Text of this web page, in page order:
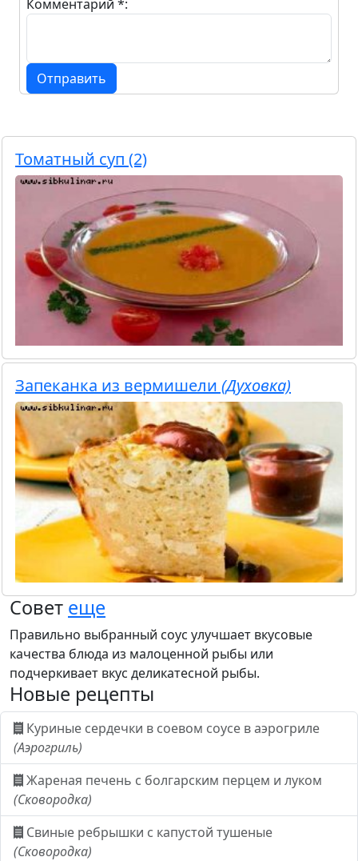
Комментарий *:
Отправить
Томатный суп (2)
Запеканка из вермишели (Духовка)
Совет еще
Правильно выбранный соус улучшает вкусовые
качества блюда из малоценной рыбы или
подчеркивает вкус деликатесной рыбы.
Новые рецепты
Куриные сердечки в соевом соусе в аэрогриле
(Аэрогриль)
Жареная печень с болгарским перцем и луком
(Сковородка)
Свиные ребрышки с капустой тушеные
(Сковородка)